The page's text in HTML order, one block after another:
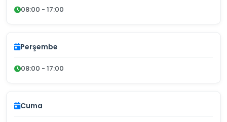
08:00 - 17:00
Perşembe
08:00 - 17:00
Cuma